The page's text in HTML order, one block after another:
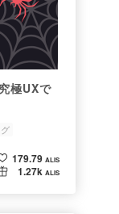
極UXで
179.79 ALIS
1.27k ALIS